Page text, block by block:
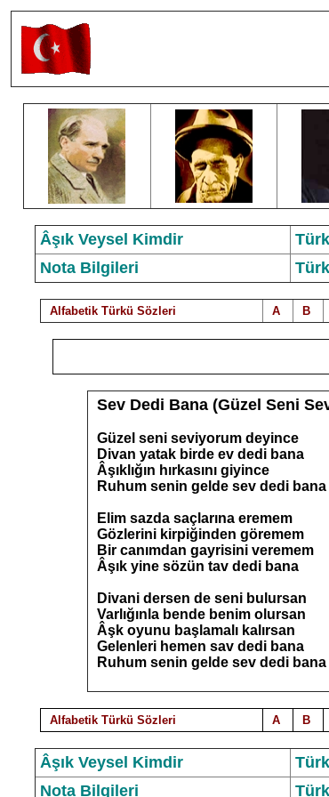
Âşık Veysel Kimdir
Nota Bilgileri
Alfabetik Türkü Sözleri A B
Sev Dedi Bana (Güzel Seni
Güzel seni seviyorum deyince
Divan yatak birde ev dedi bana
Âşıklığın hırkasını giyince
Ruhum senin gelde sev dedi bana
Elim sazda saçlarına eremem
Gözlerini kirpiğinden göremem
Bir canımdan gayrisini veremem
Âşık yine sözün tav dedi bana
Divani dersen de seni bulursan
Varlığınla bende benim olursan
Âşk oyunu başlamalı kalırsan
Gelenleri hemen sav dedi bana
Ruhum senin gelde sev dedi bana
Alfabetik Türkü Sözleri A B
Âşık Veysel Kimdir
Nota Bilgileri